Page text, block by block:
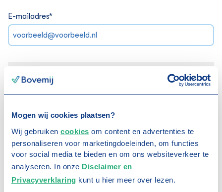
Mogen wij cookies plaatsen?
Wij gebruiken cookies om content en advertenties te
personaliseren voor marketingdoeleinden, om functies
voor social media te bieden en om ons websiteverkeer te
analyseren. In onze Disclaimer en
Privacyverklaring kunt u hier meer over lezen.
E-mailadres*
Meer artikelen